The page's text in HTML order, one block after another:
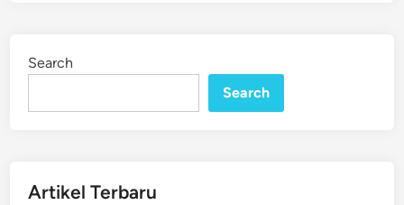
Search
Search
Artikel Terbaru